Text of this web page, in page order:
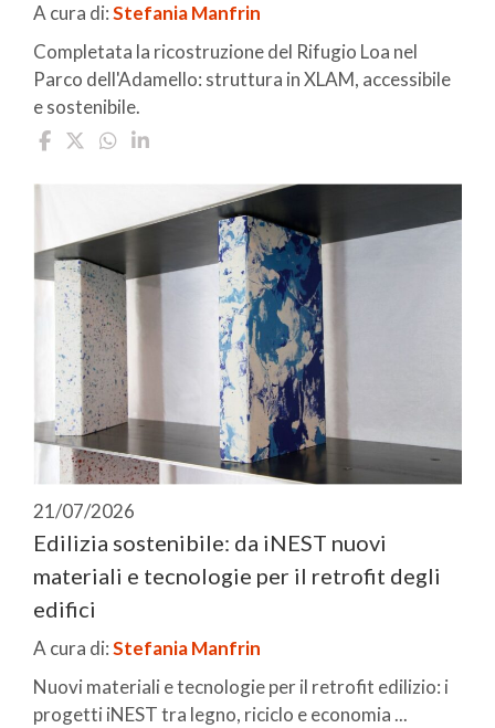
A cura di:Stefania Manfrin
Completata la ricostruzione del Rifugio Loa nel
Parco dell'Adamello: struttura in XLAM, accessibile
e sostenibile.
21/07/2026
Edilizia sostenibile: da iNEST nuovi
materiali e tecnologie per il retrofit degli
edifici
A cura di:Stefania Manfrin
Nuovi materiali e tecnologie per il retrofit edilizio: i
progetti iNEST tra legno, riciclo e economia ...